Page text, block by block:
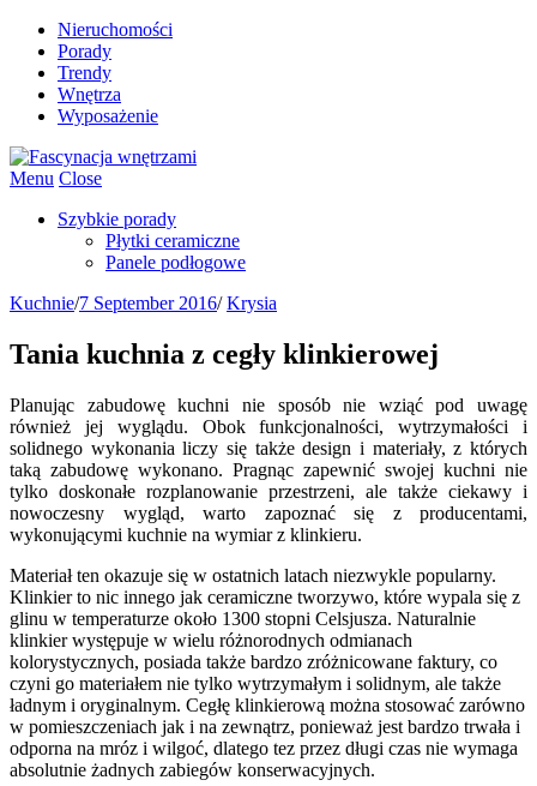
Nieruchomości
Porady
Trendy
Wnętrza
Wyposażenie
Menu Close
Szybkie porady
Płytki ceramiczne
Panele podłogowe
Kuchnie/7 September 2016/ Krysia
Tania kuchnia z cegły klinkierowej
Planując zabudowę kuchni nie sposób nie wziąć pod uwagę
również jej wyglądu. Obok funkcjonalności, wytrzymałości i
solidnego wykonania liczy się także design i materiały, z których
taką zabudowę wykonano. Pragnąc zapewnić swojej kuchni nie
tylko doskonałe rozplanowanie przestrzeni, ale także ciekawy i
nowoczesny wygląd, warto zapoznać się z producentami,
wykonującymi kuchnie na wymiar z klinkieru.
Materiał ten okazuje się w ostatnich latach niezwykle popularny.
Klinkier to nic innego jak ceramiczne tworzywo, które wypala się z
glinu w temperaturze około 1300 stopni Celsjusza. Naturalnie
klinkier występuje w wielu różnorodnych odmianach
kolorystycznych, posiada także bardzo zróżnicowane faktury, co
czyni go materiałem nie tylko wytrzymałym i solidnym, ale także
ładnym i oryginalnym. Cegłę klinkierową można stosować zarówno
w pomieszczeniach jak i na zewnątrz, ponieważ jest bardzo trwała i
odporna na mróz i wilgoć, dlatego tez przez długi czas nie wymaga
absolutnie żadnych zabiegów konserwacyjnych.